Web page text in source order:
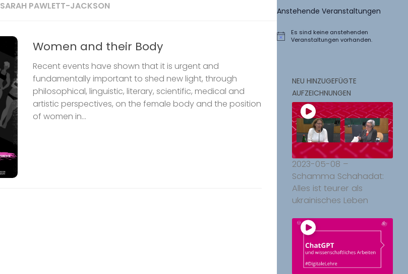
SARAH PAWLETT-JACKSON
Women and their Body
Recent events have shown that it is urgent and
fundamentally important to shed new light, through
philosophical, linguistic, literary, scientific, medical and
artistic perspectives, on the female body and the position
of women in...
Anstehende Veranstaltungen
Hinweis
Es sind keine anstehenden
Veranstaltungen vorhanden.
NEU HINZUGEFÜGTE
AUFZEICHNUNGEN
2023-05-08 –
Schamma Schahadat:
Alles ist teurer als
ukrainisches Leben